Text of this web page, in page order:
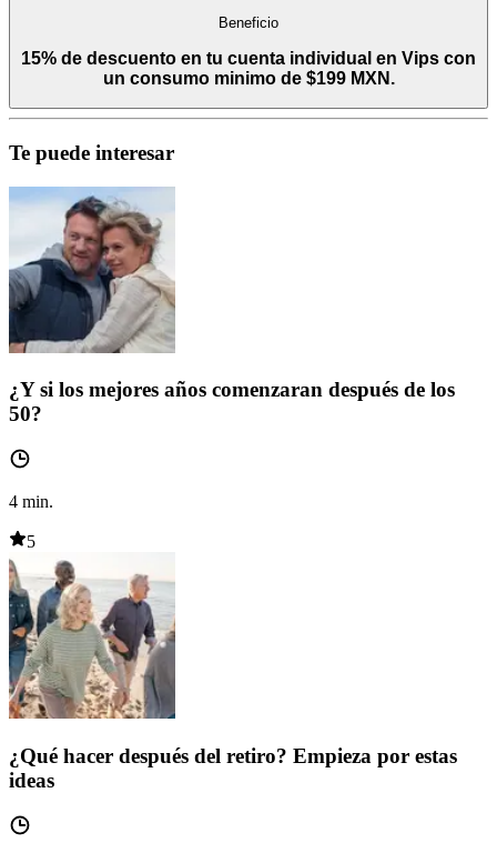
Beneficio
15% de descuento en tu cuenta individual en Vips con
un consumo minimo de $199 MXN.
Te puede interesar
¿Y si los mejores años comenzaran después de los
50?
4 min.
5
¿Qué hacer después del retiro? Empieza por estas
ideas